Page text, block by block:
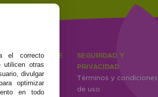
AL CLIENTE
y devoluciones
de pago
Frecuentes
SEGURIDAD Y
PRIVACIDAD
Términos y condiciones
de uso
el correcto
utilicen otras
divulgar
optimizar
en todo